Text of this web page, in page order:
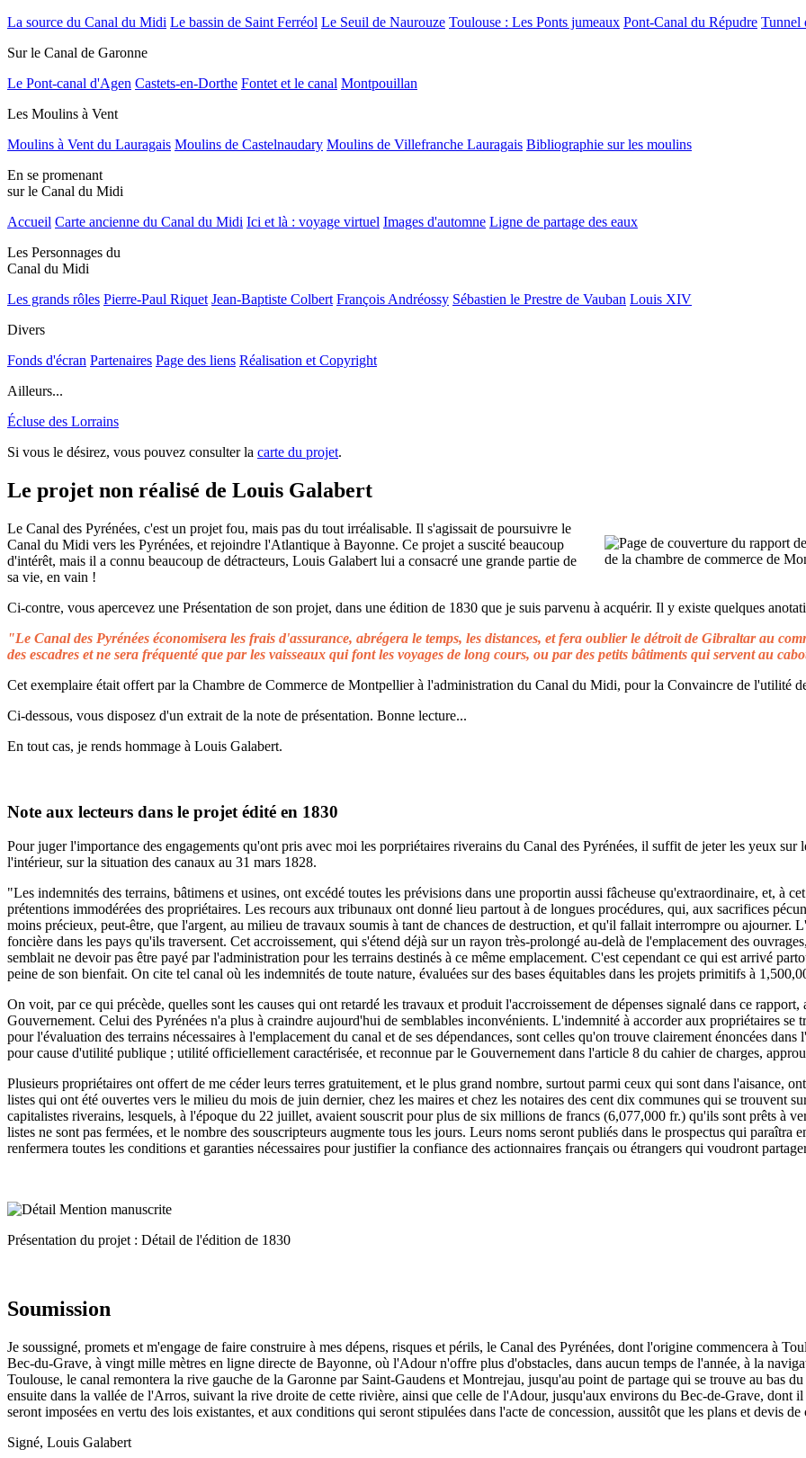
La source du Canal du Midi Le bassin de Saint Ferréol Le Seuil de Naurouze Toulouse : Les Ponts jumeaux Pont-Canal du Répudre Tunnel
Sur le Canal de Garonne
Le Pont-canal d'Agen Castets-en-Dorthe Fontet et le canal Montpouillan
Les Moulins à Vent
Moulins à Vent du Lauragais Moulins de Castelnaudary Moulins de Villefranche Lauragais Bibliographie sur les moulins
En se promenant
sur le Canal du Midi
Accueil Carte ancienne du Canal du Midi Ici et là : voyage virtuel Images d'automne Ligne de partage des eaux
Les Personnages du
Canal du Midi
Les grands rôles Pierre-Paul Riquet Jean-Baptiste Colbert François Andréossy Sébastien le Prestre de Vauban Louis XIV
Divers
Fonds d'écran Partenaires Page des liens Réalisation et Copyright
Ailleurs...
Écluse des Lorrains
Si vous le désirez, vous pouvez consulter la carte du projet.
Le projet non réalisé de Louis Galabert
Le Canal des Pyrénées, c'est un projet fou, mais pas du tout irréalisable. Il s'agissait de poursuivre le
Canal du Midi vers les Pyrénées, et rejoindre l'Atlantique à Bayonne. Ce projet a suscité beaucoup
d'intérêt, mais il a connu beaucoup de détracteurs, Louis Galabert lui a consacré une grande partie de
sa vie, en vain !
Ci-contre, vous apercevez une Présentation de son projet, dans une édition de 1830 que je suis parvenu à acquérir. Il y existe quelques
"Le Canal des Pyrénées économisera les frais d'assurance, abrégera le temps, les distances, et fera oublier le détroit de Gibraltar au
des escadres et ne sera fréquenté que par les vaisseaux qui font les voyages de long cours, ou par des petits bâtiments qui servent au
Cet exemplaire était offert par la Chambre de Commerce de Montpellier à l'administration du Canal du Midi, pour la Convaincre de l'utilité
Ci-dessous, vous disposez d'un extrait de la note de présentation. Bonne lecture...
En tout cas, je rends hommage à Louis Galabert.
Note aux lecteurs dans le projet édité en 1830
Pour juger l'importance des engagements qu'ont pris avec moi les porpriétaires riverains du Canal des Pyrénées, il suffit de jeter les yeux
l'intérieur, sur la situation des canaux au 31 mars 1828.
"Les indemnités des terrains, bâtimens et usines, ont excédé toutes les prévisions dans une proportin aussi fâcheuse qu'extraordinaire, et, à
prétentions immodérées des propriétaires. Les recours aux tribunaux ont donné lieu partout à de longues procédures, qui, aux sacrifices
moins précieux, peut-être, que l'argent, au milieu de travaux soumis à tant de chances de destruction, et qu'il fallait interrompre ou ajourner.
foncière dans les pays qu'ils traversent. Cet accroissement, qui s'étend déjà sur un rayon très-prolongé au-delà de l'emplacement des
semblait ne devoir pas être payé par l'administration pour les terrains destinés à ce même emplacement. C'est cependant ce qui est arrivé
peine de son bienfait. On cite tel canal où les indemnités de toute nature, évaluées sur des bases équitables dans les projets primitifs à
On voit, par ce qui précède, quelles sont les causes qui ont retardé les travaux et produit l'accroissement de dépenses signalé dans ce
Gouvernement. Celui des Pyrénées n'a plus à craindre aujourd'hui de semblables inconvénients. L'indemnité à accorder aux propriétaires se
pour l'évaluation des terrains nécessaires à l'emplacement du canal et de ses dépendances, sont celles qu'on trouve clairement énoncées
pour cause d'utilité publique ; utilité officiellement caractérisée, et reconnue par le Gouvernement dans l'article 8 du cahier de charges,
Plusieurs propriétaires ont offert de me céder leurs terres gratuitement, et le plus grand nombre, surtout parmi ceux qui sont dans l'aisance,
listes qui ont été ouvertes vers le milieu du mois de juin dernier, chez les maires et chez les notaires des cent dix communes qui se trouvent
capitalistes riverains, lesquels, à l'époque du 22 juillet, avaient souscrit pour plus de six millions de francs (6,077,000 fr.) qu'ils sont prêts à
listes ne sont pas fermées, et le nombre des souscripteurs augmente tous les jours. Leurs noms seront publiés dans le prospectus qui
renfermera toutes les conditions et garanties nécessaires pour justifier la confiance des actionnaires français ou étrangers qui voudront
Présentation du projet : Détail de l'édition de 1830
Soumission
Je soussigné, promets et m'engage de faire construire à mes dépens, risques et périls, le Canal des Pyrénées, dont l'origine commencera à
Bec-du-Grave, à vingt mille mètres en ligne directe de Bayonne, où l'Adour n'offre plus d'obstacles, dans aucun temps de l'année, à la
Toulouse, le canal remontera la rive gauche de la Garonne par Saint-Gaudens et Montrejau, jusqu'au point de partage qui se trouve au bas
ensuite dans la vallée de l'Arros, suivant la rive droite de cette rivière, ainsi que celle de l'Adour, jusqu'aux environs du Bec-de-Grave, dont
seront imposées en vertu des lois existantes, et aux conditions qui seront stipulées dans l'acte de concession, aussitôt que les plans et devis
Signé, Louis Galabert